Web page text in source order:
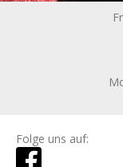
Folge uns auf: